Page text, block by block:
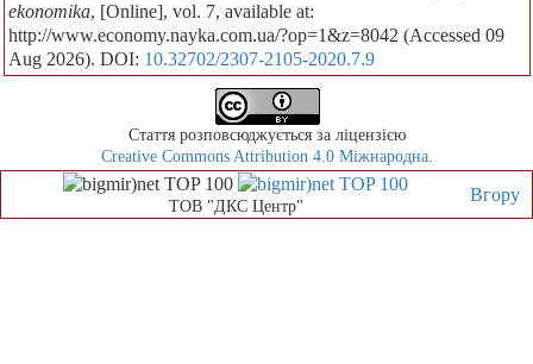
ekonomika, [Online], vol. 7, available at:
http://www.economy.nayka.com.ua/?op=1&z=8042 (Accessed 09
Aug 2026). DOI: 10.32702/2307-2105-2020.7.9
Стаття розповсюджується за ліцензією
Creative Commons Attribution 4.0 Міжнародна.
Вгору
ТОВ "ДКС Центр"